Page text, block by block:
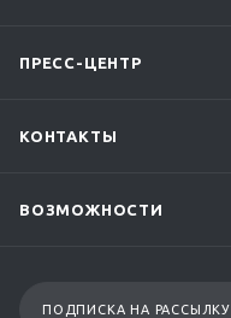
ПРЕСС-ЦЕНТР
КОНТАКТЫ
ВОЗМОЖНОСТИ
ПОДПИСКА НА РАССЫЛКУ